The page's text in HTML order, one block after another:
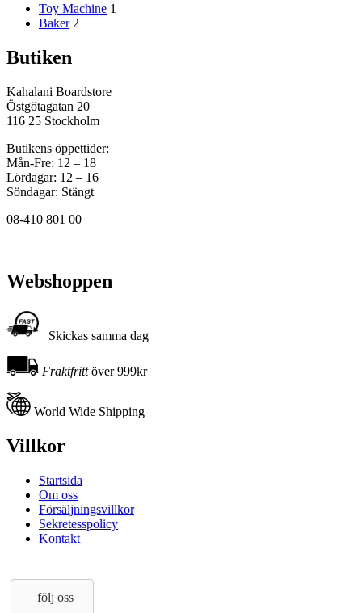
Toy Machine 1
Baker 2
Butiken
Kahalani Boardstore
Östgötagatan 20
116 25 Stockholm
Butikens öppettider:
Mån-Fre: 12 – 18
Lördagar: 12 – 16
Söndagar: Stängt
08-410 801 00
Webshoppen
Skickas samma dag
Fraktfrittöver 999kr
World Wide Shipping
Villkor
Startsida
Om oss
Försäljningsvillkor
Sekretesspolicy
Kontakt
följ oss